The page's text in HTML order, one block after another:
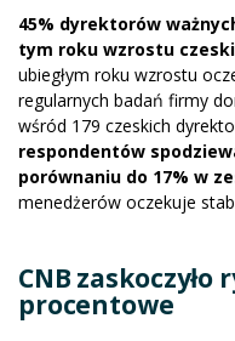
45% dyrektorów
tym roku wzrostu
ubiegłym roku wzrostu
regularnych badań firmy
wśród 179 czeskich
respondentów
porównaniu do 17% w
menedżerów oczekuje
CNB
procentowe